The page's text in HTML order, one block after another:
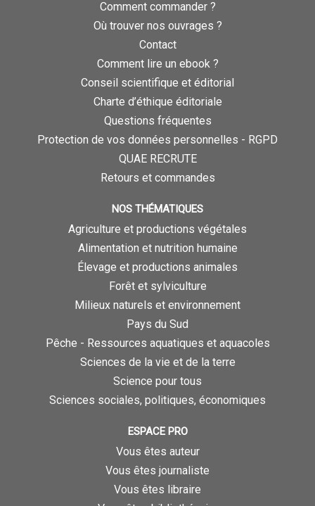
Comment commander ?
Où trouver nos ouvrages ?
Contact
Comment lire un ebook ?
Conseil scientifique et éditorial
Charte d’éthique éditoriale
Questions fréquentes
Protection de vos données personnelles - RGPD
QUAE RECRUTE
Retours et commandes
NOS THÉMATIQUES
Agriculture et productions végétales
Alimentation et nutrition humaine
Élevage et productions animales
Forêt et sylviculture
Milieux naturels et environnement
Pays du Sud
Pêche - Ressources aquatiques et aquacoles
Sciences de la vie et de la terre
Science pour tous
Sciences sociales, politiques, économiques
ESPACE PRO
Vous êtes auteur
Vous êtes journaliste
Vous êtes libraire